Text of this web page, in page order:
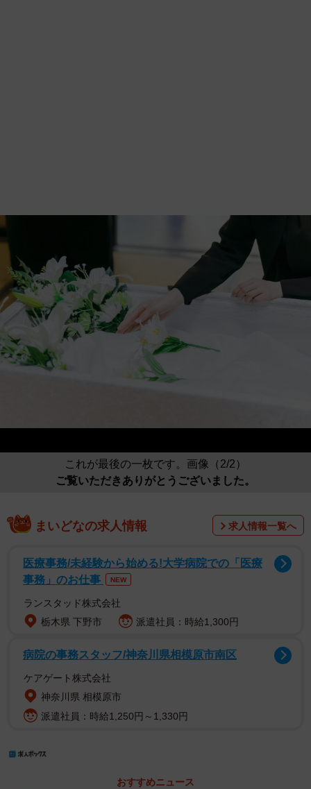
これが最後の一枚です。画像（2/2）
ご覧いただきありがとうございました。
まいどなの求人情報 求人情報一覧へ
医療事務/未経験から始める!大学病院での「医療
事務」のお仕事
NEW
ランスタッド株式会社
栃木県 下野市
派遣社員：時給1,300円
病院の事務スタッフ/神奈川県相模原市南区
ケアゲート株式会社
神奈川県 相模原市
派遣社員：時給1,250円～1,330円
おすすめニュース